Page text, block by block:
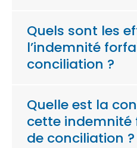
Quels sont les
l’indemnité
conciliation ?
Quelle est la
cette indemnité
de conciliation ?